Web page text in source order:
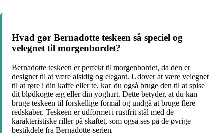
Hvad gør Bernadotte teskeen så speciel og
velegnet til morgenbordet?
Bernadotte teskeen er perfekt til morgenbordet, da den er
designet til at være alsidig og elegant. Udover at være velegnet
til at røre i din kaffe eller te, kan du også bruge den til at spise
dit blødkogte æg eller din yoghurt. Dette betyder, at du kan
bruge teskeen til forskellige formål og undgå at bruge flere
redskaber. Teskeen er udformet i rustfrit stål med de
karakteristiske riller på skaftet, som også ses på de øvrige
bestikdele fra Bernadotte-serien.